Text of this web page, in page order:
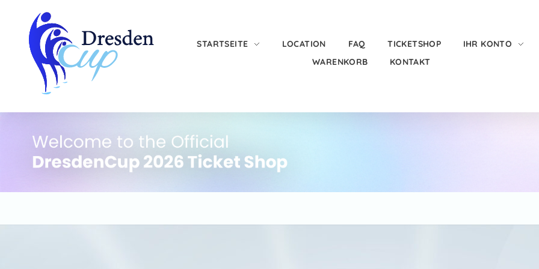
DresdenCup 2026
STARTSEITE LOCATION FAQ TICKETSHOP
IHR KONTO
WARENKORB
KONTAKT